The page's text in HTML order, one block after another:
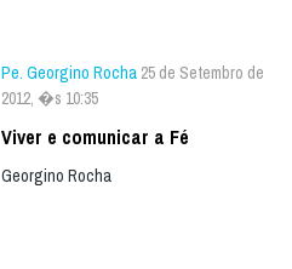
Pe. Georgino Rocha 25 de Setembro de
2012, �s 10:35
Viver e comunicar a Fé
Georgino Rocha